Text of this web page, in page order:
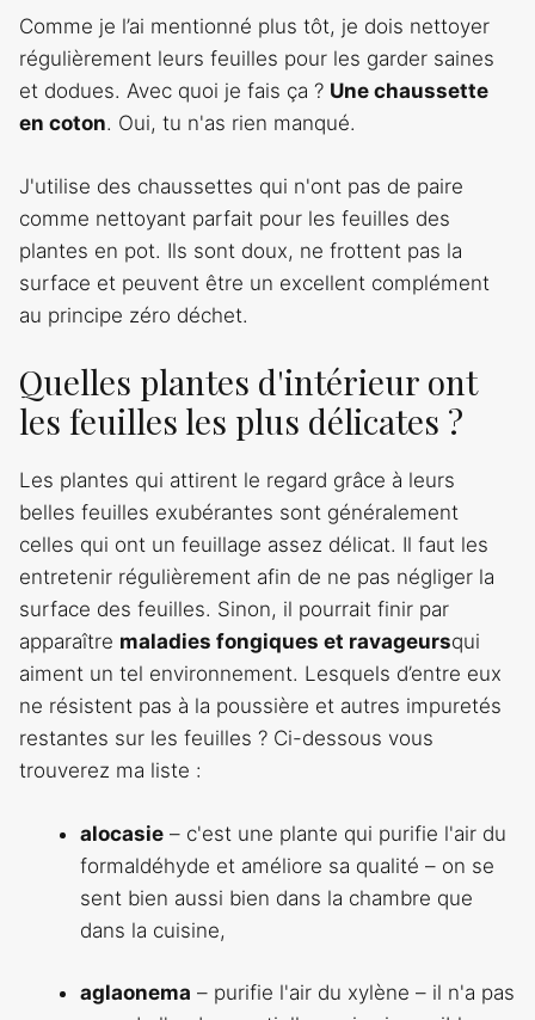
Comme je l’ai mentionné plus tôt, je dois nettoyer
régulièrement leurs feuilles pour les garder saines
et dodues. Avec quoi je fais ça ? Une chaussette
en coton. Oui, tu n'as rien manqué.
J'utilise des chaussettes qui n'ont pas de paire
comme nettoyant parfait pour les feuilles des
plantes en pot. Ils sont doux, ne frottent pas la
surface et peuvent être un excellent complément
au principe zéro déchet.
Quelles plantes d'intérieur ont
les feuilles les plus délicates ?
Les plantes qui attirent le regard grâce à leurs
belles feuilles exubérantes sont généralement
celles qui ont un feuillage assez délicat. Il faut les
entretenir régulièrement afin de ne pas négliger la
surface des feuilles. Sinon, il pourrait finir par
apparaître maladies fongiques et ravageursqui
aiment un tel environnement. Lesquels d’entre eux
ne résistent pas à la poussière et autres impuretés
restantes sur les feuilles ? Ci-dessous vous
trouverez ma liste :
alocasie – c'est une plante qui purifie l'air du
formaldéhyde et améliore sa qualité – on se
sent bien aussi bien dans la chambre que
dans la cuisine,
aglaonema – purifie l'air du xylène – il n'a pas